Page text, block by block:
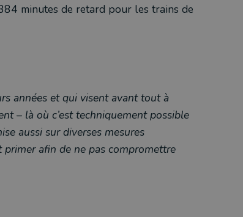
minutes de retard pour les trains de
années et qui visent avant tout à
– là où c’est techniquement possible
aussi sur diverses mesures
afin de ne pas compromettre